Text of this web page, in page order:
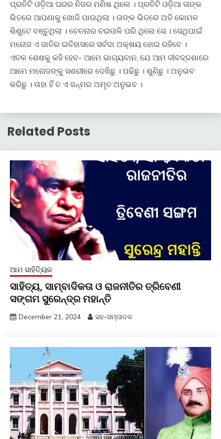
ପ୍ରତିଟି ଓଡ଼ିଆ ଘରର ନିଜର ମଣିଷ ଥିଲେ । ପ୍ରତିଟି ଓଡ଼ିଆ ତାଙ୍କ
ଭିତରେ ଆପଣାକୁ ଖୋଜି ପାଉଥିଲା । ତାଙ୍କ ଭିତରେ ଅତି କୋମଳ
ଶିଶୁଟେ ବଞ୍ଚୁଥିଲା । ଚେତନାର ଚଇତାଳି ପରି ଥିଲେ ସେ । ସେଥିପାଇଁ
ମନୋଜ ଏ ଜାତିର ଇତିହାସରେ ସର୍ବଦା ଅକ୍ଷୟ ହୋଇ ରହିବେ ।
ଏତକ ଶେଷକୁ କହି ହେବ- ଆମେ ଭାଗ୍ୟବାନ, ଯେ ଆମ ଜୀବଦ୍ଦଶାରେ
ଆମେ ମନୋଜଙ୍କୁ ସଶରୀରେ ଦେଖିଛୁ । ପଢିଛୁ । ଶୁଣିଛୁ । ଅନୁଭବ
କରିଛୁ । ତାହା ହିଁ ତ ଏ ଜନ୍ମର ଅମୃତ ଅନୁଭବ ।
Related Posts
ଆମ ସାହିତ୍ୟିକ
ସାହିତ୍ୟ, ସାମ୍ବାଦିକତା ଓ ରାଜନୀତିର ତ୍ରିବେଣୀ
ସଙ୍ଗମ ସୁରେନ୍ଦ୍ର ମହାନ୍ତି
December 21, 2024 ସହ-ସମ୍ପାଦକ